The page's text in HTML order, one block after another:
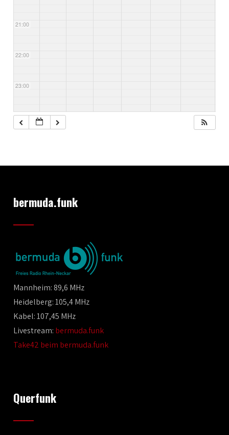
21:00
22:00
23:00
bermuda.funk
Mannheim: 89,6 MHz
Heidelberg: 105,4 MHz
Kabel: 107,45 MHz
Livestream: bermuda.funk
Take42 beim bermuda.funk
Querfunk